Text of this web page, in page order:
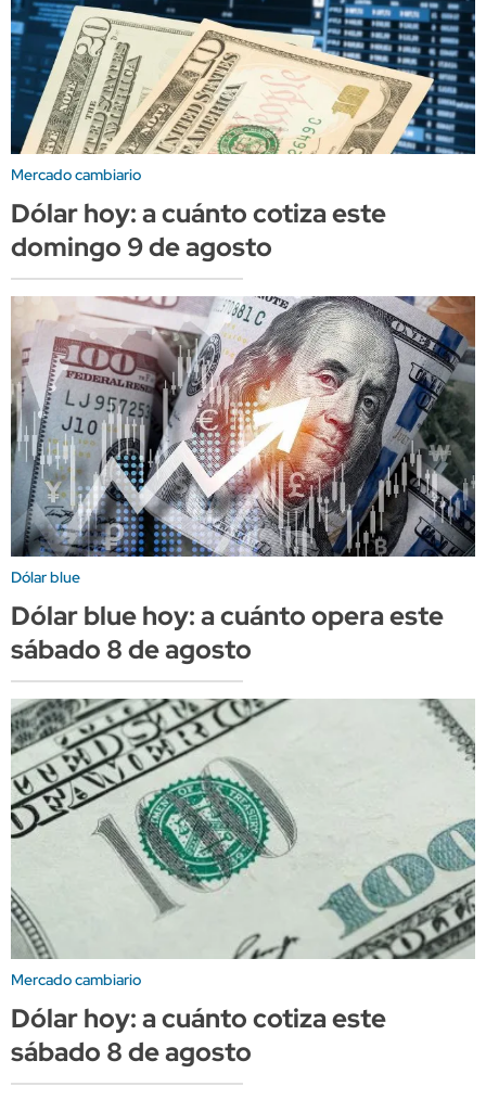
Mercado cambiario
Dólar hoy: a cuánto cotiza este
domingo 9 de agosto
Dólar blue
Dólar blue hoy: a cuánto opera este
sábado 8 de agosto
Mercado cambiario
Dólar hoy: a cuánto cotiza este
sábado 8 de agosto